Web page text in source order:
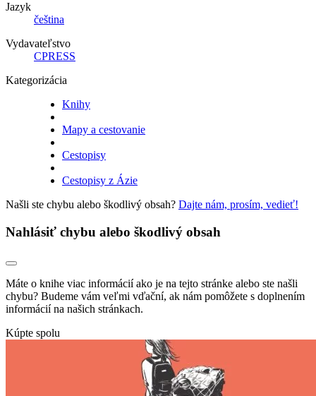
Jazyk
čeština
Vydavateľstvo
CPRESS
Kategorizácia
Knihy
Mapy a cestovanie
Cestopisy
Cestopisy z Ázie
Našli ste chybu alebo škodlivý obsah? Dajte nám, prosím, vedieť!
Nahlásiť chybu alebo škodlivý obsah
Máte o knihe viac informácií ako je na tejto stránke alebo ste našli
chybu? Budeme vám veľmi vďační, ak nám pomôžete s doplnením
informácií na našich stránkach.
Kúpte spolu